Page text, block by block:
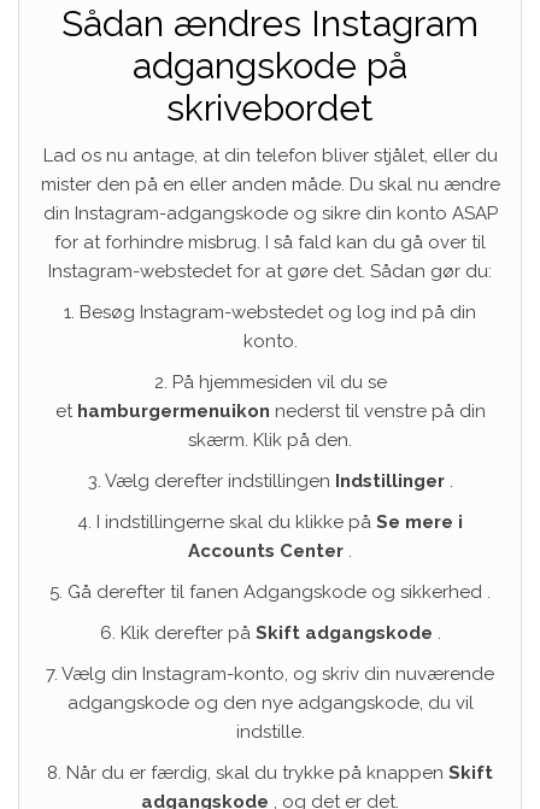
Sådan ændres Instagram
adgangskode på
skrivebordet
Lad os nu antage, at din telefon bliver stjålet, eller du
mister den på en eller anden måde. Du skal nu ændre
din Instagram-adgangskode og sikre din konto ASAP
for at forhindre misbrug. I så fald kan du gå over til
Instagram-webstedet for at gøre det. Sådan gør du:
1. Besøg Instagram-webstedet og log ind på din
konto.
2. På hjemmesiden vil du se
et hamburgermenuikon nederst til venstre på din
skærm. Klik på den.
3. Vælg derefter indstillingen Indstillinger.
4. I indstillingerne skal du klikke på Se mere i
Accounts Center .
5. Gå derefter til fanen Adgangskode og sikkerhed .
6. Klik derefter på Skift adgangskode .
7. Vælg din Instagram-konto, og skriv din nuværende
adgangskode og den nye adgangskode, du vil
indstille.
8. Når du er færdig, skal du trykke på knappen Skift
adgangskode , og det er det.